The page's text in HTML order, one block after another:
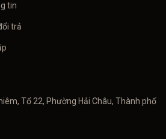
tin
trả
Tổ 22, Phường Hải Châu, Thành phố